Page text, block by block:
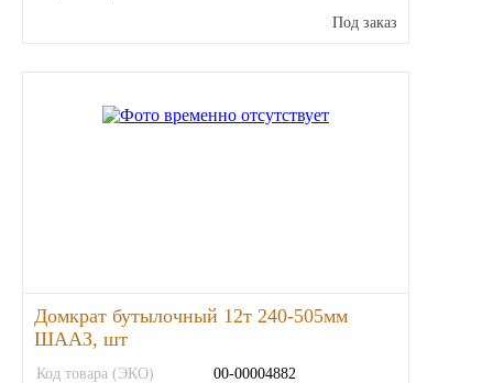
ЯМЗ
Cummmins
Под заказ
Домкрат бутылочный 12т 240-505мм
ШААЗ, шт
Код товара (ЭКО)
00-00004882